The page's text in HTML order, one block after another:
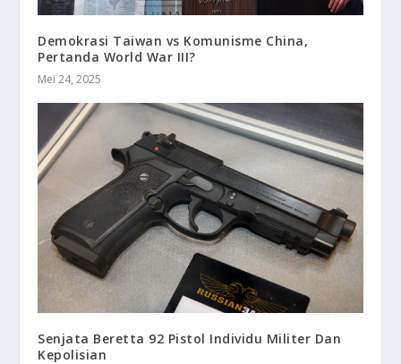
Demokrasi Taiwan vs Komunisme China,
Pertanda World War III?
Mei 24, 2025
Senjata Beretta 92 Pistol Individu Militer Dan
Kepolisian